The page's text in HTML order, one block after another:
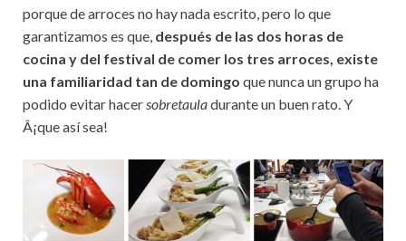
porque de arroces no hay nada escrito, pero lo que
garantizamos es que, después de las dos horas de
cocina y del festival de comer los tres arroces, existe
una familiaridad tan de domingo que nunca un grupo ha
podido evitar hacer sobretauladurante un buen rato. Y
Â¡que así sea!